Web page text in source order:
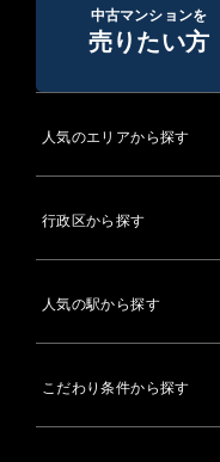
中古マンションを
売りたい方
人気のエリアから探す
行政区から探す
人気の駅から探す
こだわり条件から探す